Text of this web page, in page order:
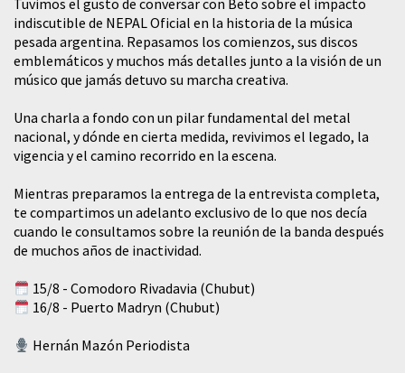
Tuvimos el gusto de conversar con Beto sobre el impacto
indiscutible de NEPAL Oficial en la historia de la música
pesada argentina. Repasamos los comienzos, sus discos
emblemáticos y muchos más detalles junto a la visión de un
músico que jamás detuvo su marcha creativa.
​Una charla a fondo con un pilar fundamental del metal
nacional, y dónde en cierta medida, revivimos el legado, la
vigencia y el camino recorrido en la escena.
Mientras preparamos la entrega de la entrevista completa,
te compartimos un adelanto exclusivo de lo que nos decía
cuando le consultamos sobre la reunión de la banda después
de muchos años de inactividad.
15/8 - Comodoro Rivadavia (Chubut)
16/8 - Puerto Madryn (Chubut)
Hernán Mazón Periodista